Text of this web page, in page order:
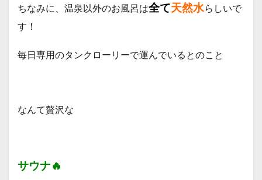
ちなみに、温泉以外のお風呂は全て天然水らしいで
す！
毎日専用のタンクローリーで運んでいるとのこと
なんて贅沢な
サウナ🔥